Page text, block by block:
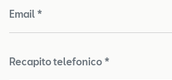
Email *
Recapito telefonico *